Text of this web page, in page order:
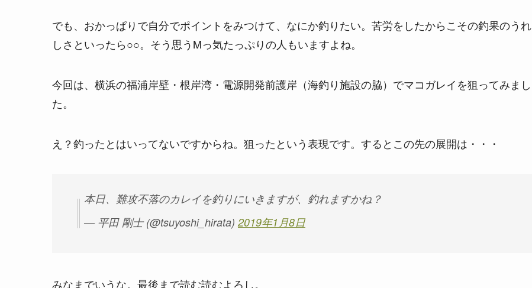
でも、おかっぱりで自分でポイントをみつけて、なにか釣りたい。苦労をしたからこその釣果のうれ
しさといったら○○。そう思うMっ気たっぷりの人もいますよね。
今回は、横浜の福浦岸壁・根岸湾・電源開発前護岸（海釣り施設の脇）でマコガレイを狙ってみまし
た。
え？釣ったとはいってないですからね。狙ったという表現です。するとこの先の展開は・・・
本日、難攻不落のカレイを釣りにいきますが、釣れますかね？
— 平田 剛士 (@tsuyoshi_hirata)2019年1月8日
みなまでいうな。最後まで読む読むよろし。